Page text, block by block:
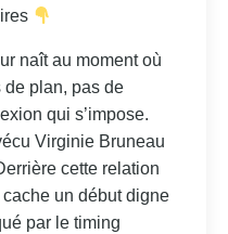
naît au moment où
de plan, pas de
qui s’impose.
Virginie Bruneau
cette relation
un début digne
par le timing